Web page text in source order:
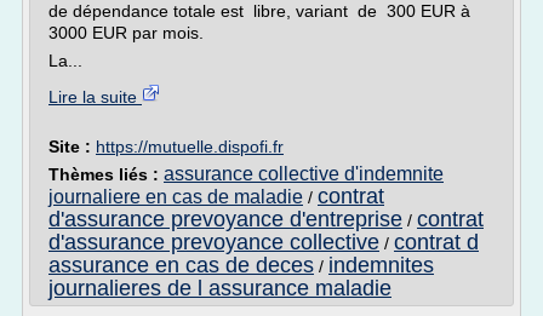
de dépendance totale est libre, variant de 300 EUR à
3000 EUR par mois.
La...
Lire la suite
Site : https://mutuelle.dispofi.fr
Thèmes liés : assurance collective d'indemnite
journaliere en cas de maladie / contrat
d'assurance prevoyance d'entreprise / contrat
d'assurance prevoyance collective / contrat d
assurance en cas de deces / indemnites
journalieres de l assurance maladie